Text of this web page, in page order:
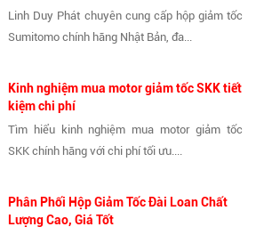
Linh Duy Phát chuyên cung cấp hộp giảm tốc
Sumitomo chính hãng Nhật Bản, đa...
Kinh nghiệm mua motor giảm tốc SKK tiết
kiệm chi phí
Tìm hiểu kinh nghiệm mua motor giảm tốc
SKK chính hãng với chi phí tối ưu....
Phân Phối Hộp Giảm Tốc Đài Loan Chất
Lượng Cao, Giá Tốt